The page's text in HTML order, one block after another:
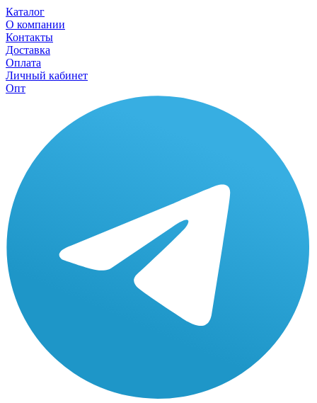
Каталог
О компании
Контакты
Доставка
Оплата
Личный кабинет
Опт